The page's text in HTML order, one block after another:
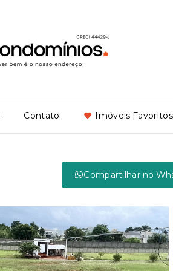
Contato Imóveis Favoritos
Compartilhar no